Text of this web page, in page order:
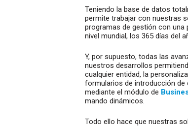
Teniendo la base de datos
permite trabajar con nuestras
programas de gestión con
nivel mundial, los 365 días del
Y, por supuesto, todas las
nuestros desarrollos
cualquier entidad, la
formularios de introducción
mediante el módulo de
mando dinámicos.
Todo ello hace que nuestras